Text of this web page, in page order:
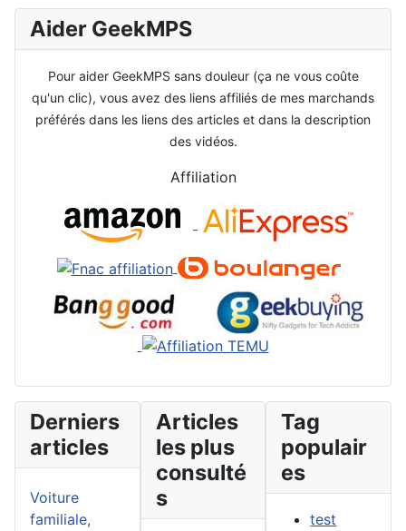
Aider GeekMPS
Pour aider GeekMPS sans douleur (ça ne vous coûte
qu'un clic), vous avez des liens affiliés de mes marchands
préférés dans les liens des articles et dans la description
des vidéos.
Affiliation
Derniers
articles
Voiture
familiale,
Articles
les plus
consulté
s
Tag
populair
es
test